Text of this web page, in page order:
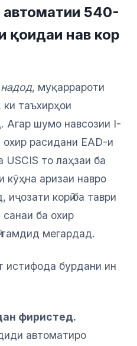
автоматии 540-
қоидаи нав кор
надод, муқаррароти
ки таъхирҳои
Агар шумо навсозии I-
расидани EAD-и
USCIS то лаҳзаи ба
кӯҳна аризаи навро
иҷозати корӣ ба таври
санаи ба охир
тамдид мегардад.
истифода бурдани ин
фиристед.
автоматиро